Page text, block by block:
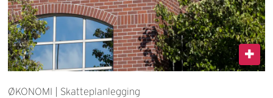
ØKONOMI | Skatteplanlegging